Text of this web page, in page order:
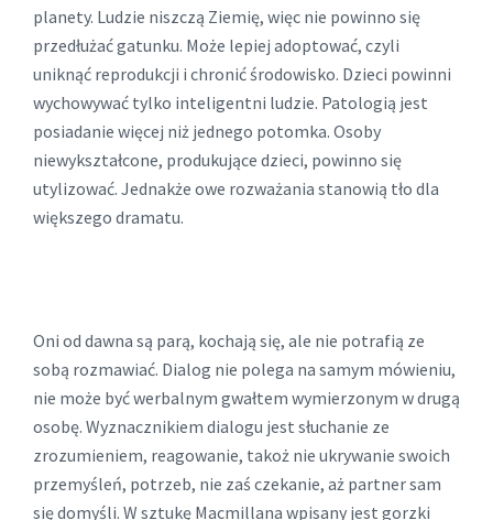
planety. Ludzie niszczą Ziemię, więc nie powinno się
przedłużać gatunku. Może lepiej adoptować, czyli
uniknąć reprodukcji i chronić środowisko. Dzieci powinni
wychowywać tylko inteligentni ludzie. Patologią jest
posiadanie więcej niż jednego potomka. Osoby
niewykształcone, produkujące dzieci, powinno się
utylizować. Jednakże owe rozważania stanowią tło dla
większego dramatu.
Oni od dawna są parą, kochają się, ale nie potrafią ze
sobą rozmawiać. Dialog nie polega na samym mówieniu,
nie może być werbalnym gwałtem wymierzonym w drugą
osobę. Wyznacznikiem dialogu jest słuchanie ze
zrozumieniem, reagowanie, takoż nie ukrywanie swoich
przemyśleń, potrzeb, nie zaś czekanie, aż partner sam
się domyśli. W sztukę Macmillana wpisany jest gorzki